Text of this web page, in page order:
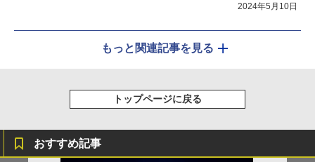
2024年5月10日
もっと関連記事を見る
トップページに戻る
おすすめ記事